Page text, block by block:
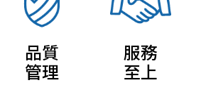
品質
管理
服務
至上